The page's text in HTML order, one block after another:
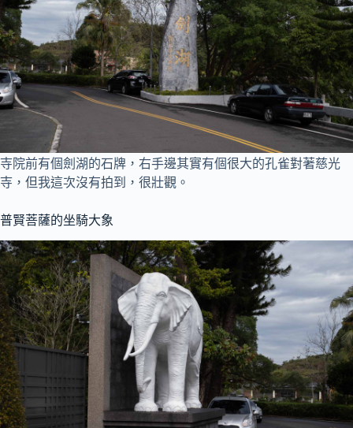
寺院前有個劍湖的石牌，右手邊其實有個很大的孔雀對著慈光
寺，但我這次沒有拍到，很壯觀。
普賢菩薩的坐騎大象